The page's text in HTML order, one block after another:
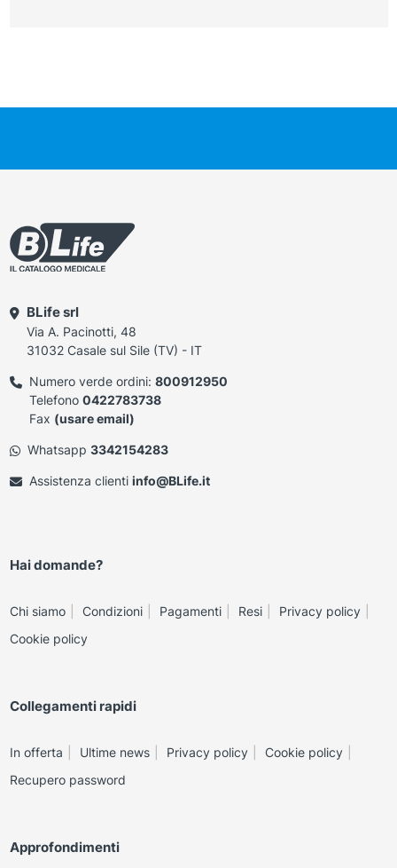
BLife srl
Via A. Pacinotti, 48
31032 Casale sul Sile (TV) - IT
Numero verde ordini: 800912950
Telefono 0422783738
Fax (usare email)
Whatsapp 3342154283
Assistenza clienti info@BLife.it
Hai domande?
Chi siamo Condizioni Pagamenti Resi
Privacy policy
Cookie policy
Collegamenti rapidi
In offerta Ultime news Privacy policy
Cookie policy
Recupero password
Approfondimenti